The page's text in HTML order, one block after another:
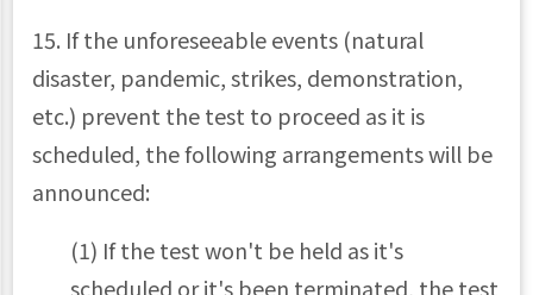
15. If the unforeseeable events (natural
disaster, pandemic, strikes, demonstration,
etc.) prevent the test to proceed as it is
scheduled, the following arrangements will be
announced:
(1) If the test won't be held as it's
scheduled or it's been terminated, the test